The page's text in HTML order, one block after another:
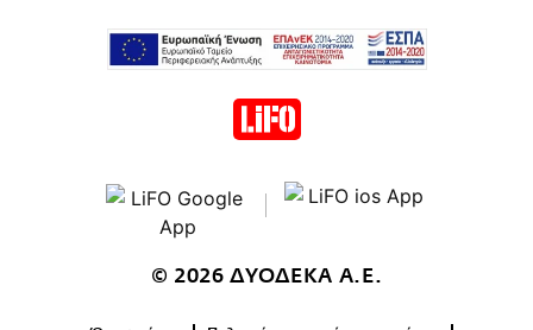
© 2026 ΔΥΟΔΕΚΑ Α.Ε.